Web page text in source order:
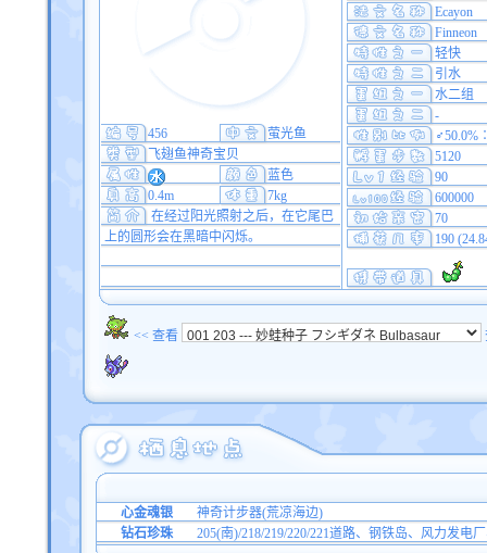
Ecayon
Finneon
轻快
引水
水二组
-
5120
90
600000
70
190
456
萤光鱼
飞翅鱼神奇宝贝
蓝色
0.4m
7kg
在经过阳光照射之后，在它尾巴
上的圆形会在黑暗中闪烁。
<< 查看
心金魂银
神奇计步器(荒凉海边)
钻石珍珠
205(南)/218/219/220/221道路、钢铁岛、风力发电